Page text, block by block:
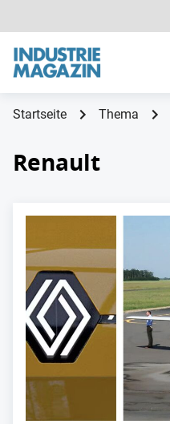
Startseite Thema
Renault